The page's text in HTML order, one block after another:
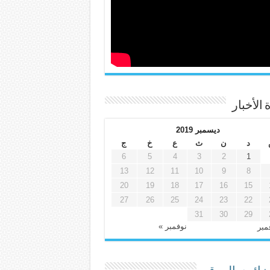
الأخبار
ديسمبر 2019
د ن ث ع خ ج
نوفمبر »
1
2
3
4
5
6
8
9
10
11
12
13
15
16
17
18
19
20
22
23
24
25
26
27
29
30
31